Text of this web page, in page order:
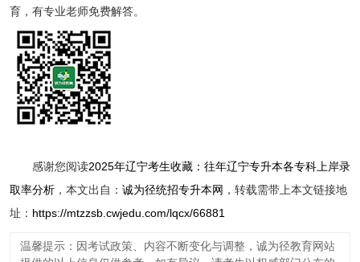
育，有专业老师免费解答。
感谢您阅读2025年辽宁考生收藏：往年辽宁专升本各专科上岸录
取率分析，本文出自： 诚为径统招专升本网 ，转载需带上本文链接地
址： https://mtzzsb.cwjedu.com/lqcx/66881
温馨提示：因考试政策、内容不断变化与调整，诚为径教育网站